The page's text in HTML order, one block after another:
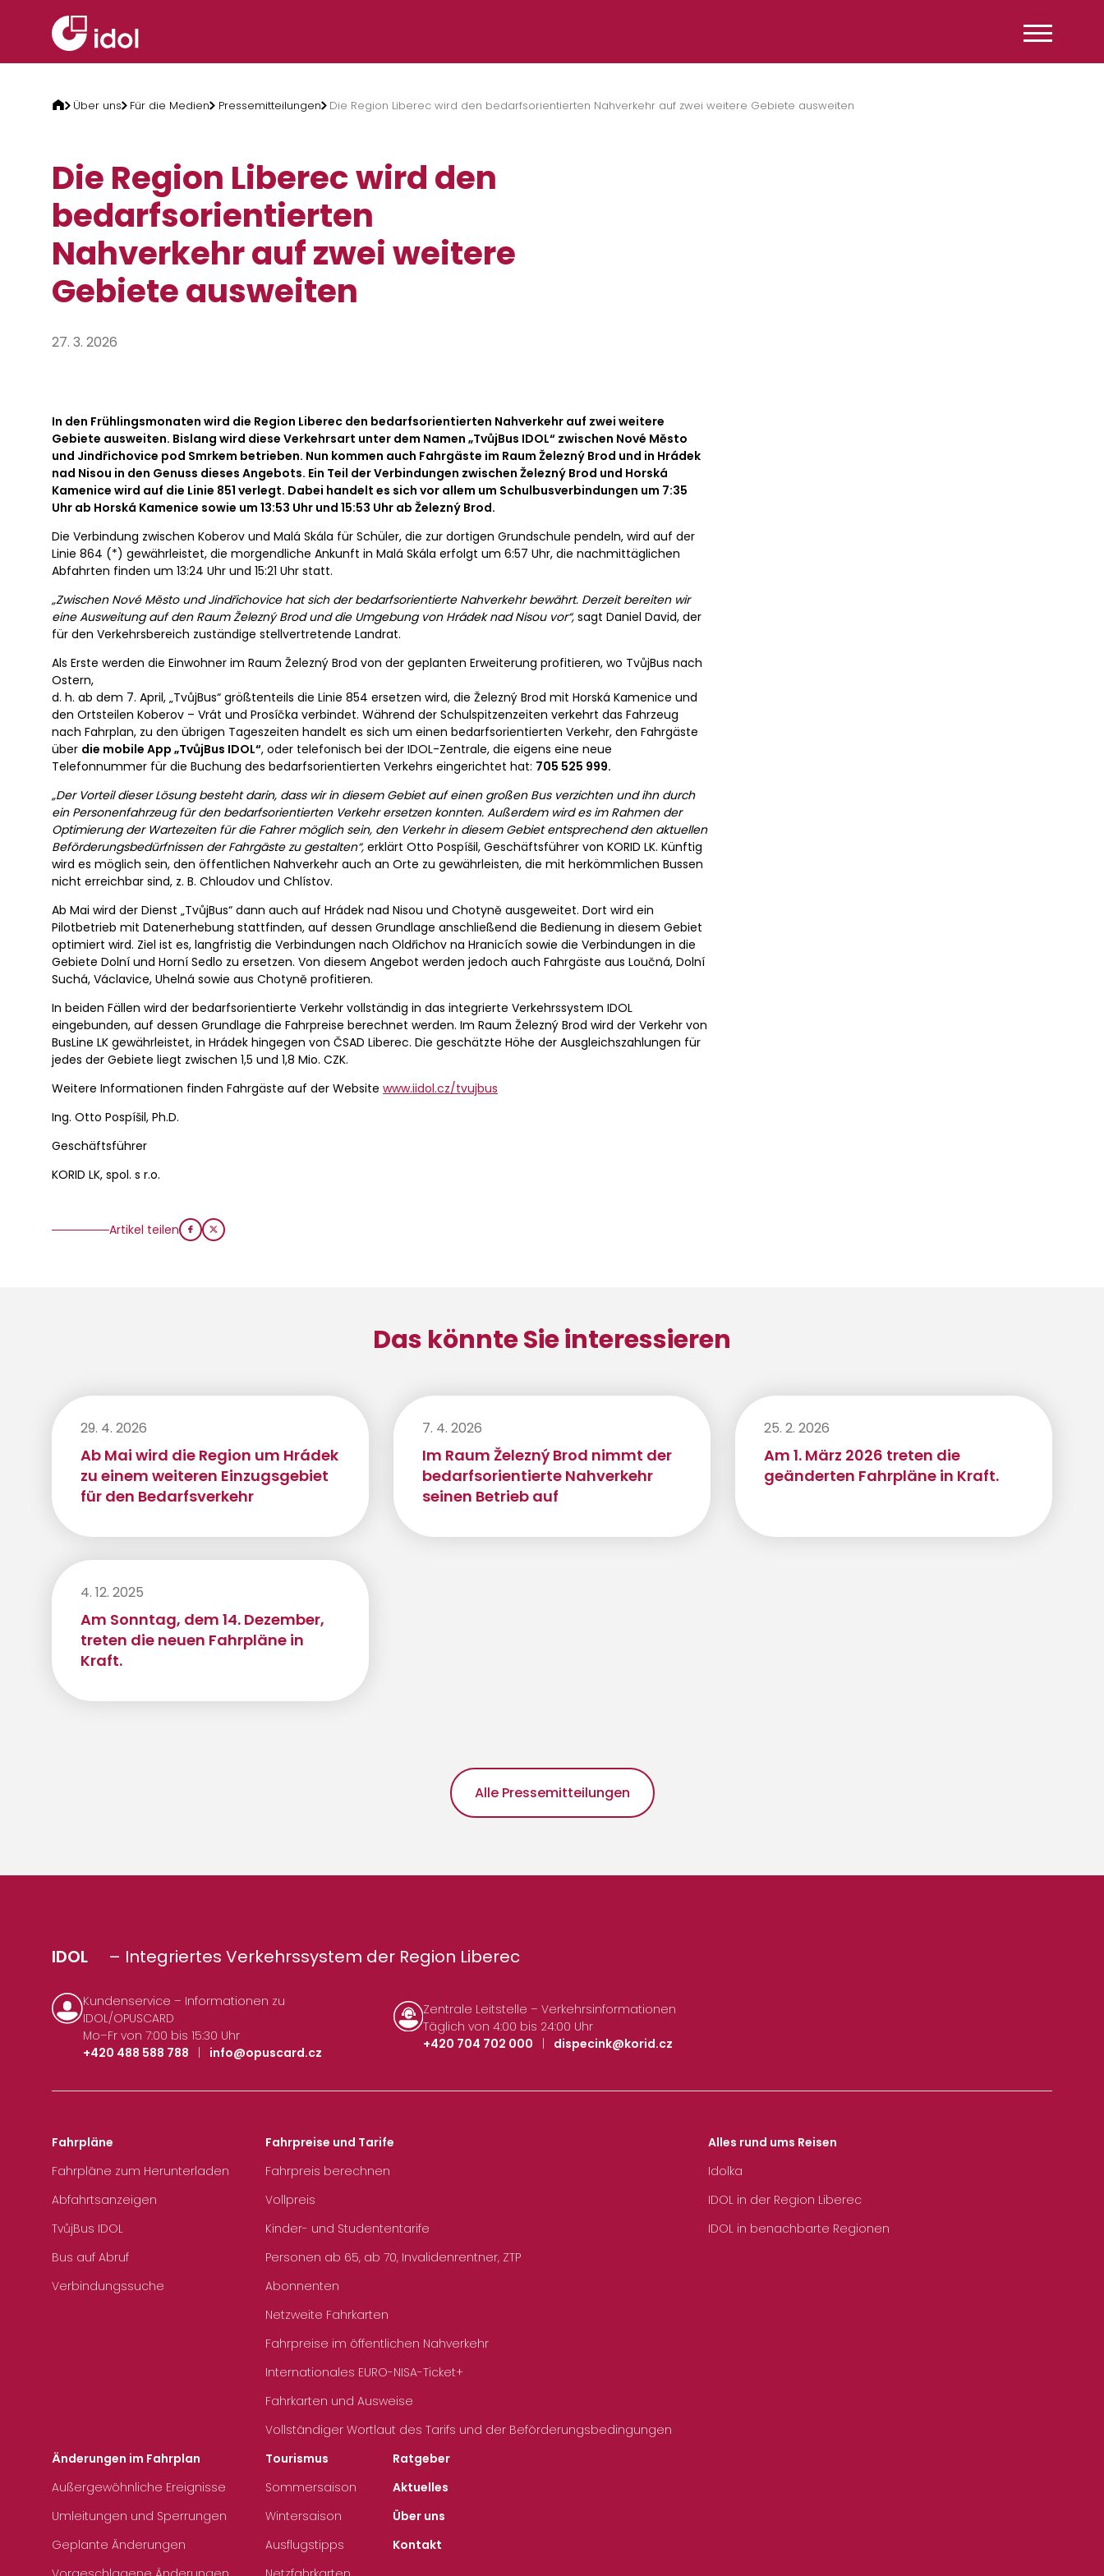
Über uns Für die Medien Pressemitteilungen Die Region Liberec wird den bedarfsorientierten Nahverkehr auf zwei weitere Gebiete ausweiten
Die Region Liberec wird den
bedarfsorientierten
Nahverkehr auf zwei weitere
Gebiete ausweiten
27. 3. 2026
In den Frühlingsmonaten wird die Region Liberec den bedarfsorientierten Nahverkehr auf zwei weitere
Gebiete ausweiten. Bislang wird diese Verkehrsart unter dem Namen „TvůjBus IDOL“ zwischen Nové Město
und Jindřichovice pod Smrkem betrieben. Nun kommen auch Fahrgäste im Raum Železný Brod und in Hrádek
nad Nisou in den Genuss dieses Angebots. Ein Teil der Verbindungen zwischen Železný Brod und Horská
Kamenice wird auf die Linie 851 verlegt. Dabei handelt es sich vor allem um Schulbusverbindungen um 7:35
Uhr ab Horská Kamenice sowie um 13:53 Uhr und 15:53 Uhr ab Železný Brod.
Die Verbindung zwischen Koberov und Malá Skála für Schüler, die zur dortigen Grundschule pendeln, wird auf der
Linie 864 (*) gewährleistet, die morgendliche Ankunft in Malá Skála erfolgt um 6:57 Uhr, die nachmittäglichen
Abfahrten finden um 13:24 Uhr und 15:21 Uhr statt.
„Zwischen Nové Město und Jindřichovice hat sich der bedarfsorientierte Nahverkehr bewährt. Derzeit bereiten wir
eine Ausweitung auf den Raum Železný Brod und die Umgebung von Hrádek nad Nisou vor“, sagt Daniel David, der
für den Verkehrsbereich zuständige stellvertretende Landrat.
Als Erste werden die Einwohner im Raum Železný Brod von der geplanten Erweiterung profitieren, wo TvůjBus nach
Ostern,
d. h. ab dem 7. April, „TvůjBus“ größtenteils die Linie 854 ersetzen wird, die Železný Brod mit Horská Kamenice und
den Ortsteilen Koberov – Vrát und Prosíčka verbindet. Während der Schulspitzenzeiten verkehrt das Fahrzeug
nach Fahrplan, zu den übrigen Tageszeiten handelt es sich um einen bedarfsorientierten Verkehr, den Fahrgäste
über die mobile App „TvůjBus IDOL“, oder telefonisch bei der IDOL-Zentrale, die eigens eine neue
Telefonnummer für die Buchung des bedarfsorientierten Verkehrs eingerichtet hat: 705 525 999.
„Der Vorteil dieser Lösung besteht darin, dass wir in diesem Gebiet auf einen großen Bus verzichten und ihn durch
ein Personenfahrzeug für den bedarfsorientierten Verkehr ersetzen konnten. Außerdem wird es im Rahmen der
Optimierung der Wartezeiten für die Fahrer möglich sein, den Verkehr in diesem Gebiet entsprechend den aktuellen
Beförderungsbedürfnissen der Fahrgäste zu gestalten“, erklärt Otto Pospíšil, Geschäftsführer von KORID LK. Künftig
wird es möglich sein, den öffentlichen Nahverkehr auch an Orte zu gewährleisten, die mit herkömmlichen Bussen
nicht erreichbar sind, z. B. Chloudov und Chlístov.
Ab Mai wird der Dienst „TvůjBus“ dann auch auf Hrádek nad Nisou und Chotyně ausgeweitet. Dort wird ein
Pilotbetrieb mit Datenerhebung stattfinden, auf dessen Grundlage anschließend die Bedienung in diesem Gebiet
optimiert wird. Ziel ist es, langfristig die Verbindungen nach Oldřichov na Hranicích sowie die Verbindungen in die
Gebiete Dolní und Horní Sedlo zu ersetzen. Von diesem Angebot werden jedoch auch Fahrgäste aus Loučná, Dolní
Suchá, Václavice, Uhelná sowie aus Chotyně profitieren.
In beiden Fällen wird der bedarfsorientierte Verkehr vollständig in das integrierte Verkehrssystem IDOL
eingebunden, auf dessen Grundlage die Fahrpreise berechnet werden. Im Raum Železný Brod wird der Verkehr von
BusLine LK gewährleistet, in Hrádek hingegen von ČSAD Liberec. Die geschätzte Höhe der Ausgleichszahlungen für
jedes der Gebiete liegt zwischen 1,5 und 1,8 Mio. CZK.
Weitere Informationen finden Fahrgäste auf der Website www.iidol.cz/tvujbus
Ing. Otto Pospíšil, Ph.D.
Geschäftsführer
KORID LK, spol. s r.o.
Artikel teilen
Das könnte Sie interessieren
29. 4. 2026
Ab Mai wird die Region um Hrádek
zu einem weiteren Einzugsgebiet
für den Bedarfsverkehr
7. 4. 2026
Im Raum Železný Brod nimmt der
bedarfsorientierte Nahverkehr
seinen Betrieb auf
25. 2. 2026
Am 1. März 2026 treten die
geänderten Fahrpläne in Kraft.
4. 12. 2025
Am Sonntag, dem 14. Dezember,
treten die neuen Fahrpläne in
Kraft.
Alle Pressemitteilungen
IDOL – Integriertes Verkehrssystem der Region Liberec
Kundenservice – Informationen zu
IDOL/OPUSCARD
Mo–Fr von 7:00 bis 15:30 Uhr
+420 488 588 788
| info@opuscard.cz
Zentrale Leitstelle – Verkehrsinformationen
Täglich von 4:00 bis 24:00 Uhr
+420 704 702 000
dispecink@korid.cz
Fahrpläne
Fahrpläne zum Herunterladen
Abfahrtsanzeigen
TvůjBus IDOL
Bus auf Abruf
Verbindungssuche
Fahrpreise und Tarife
Fahrpreis berechnen
Vollpreis
Kinder- und Studententarife
Personen ab 65, ab 70, Invalidenrentner, ZTP
Abonnenten
Netzweite Fahrkarten
Fahrpreise im öffentlichen Nahverkehr
Internationales EURO-NISA-Ticket+
Fahrkarten und Ausweise
Vollständiger Wortlaut des Tarifs und der Beförderungsbedingungen
Alles rund ums Reisen
Idolka
IDOL in der Region Liberec
IDOL in benachbarte Regionen
Änderungen im Fahrplan
Außergewöhnliche Ereignisse
Umleitungen und Sperrungen
Geplante Änderungen
Tourismus
Sommersaison
Wintersaison
Ausflugstipps
Ratgeber
Aktuelles
Über uns
Kontakt